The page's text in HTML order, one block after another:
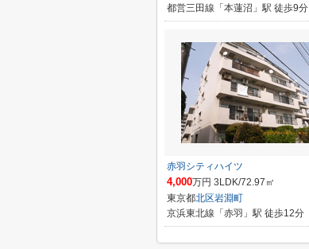
都営三田線「本蓮沼」駅 徒歩9分
赤羽シティハイツ
4,000万円 3LDK/72.97㎡
東京都北区岩淵町
京浜東北線「赤羽」駅 徒歩12分